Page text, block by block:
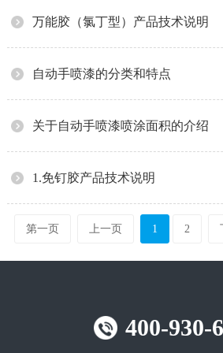
万能胶（氯丁型）产品技术说明
自动手喷漆的分类和特点
关于自动手喷漆喷涂面积的介绍
1.免钉胶产品技术说明
第一页 上一页 1 2
400-930-